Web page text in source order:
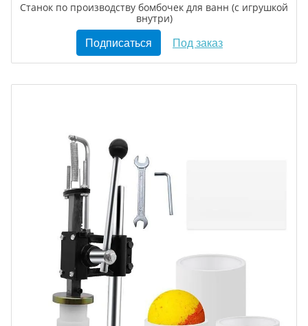
Станок по производству бомбочек для ванн (с игрушкой
внутри)
Подписаться Под заказ